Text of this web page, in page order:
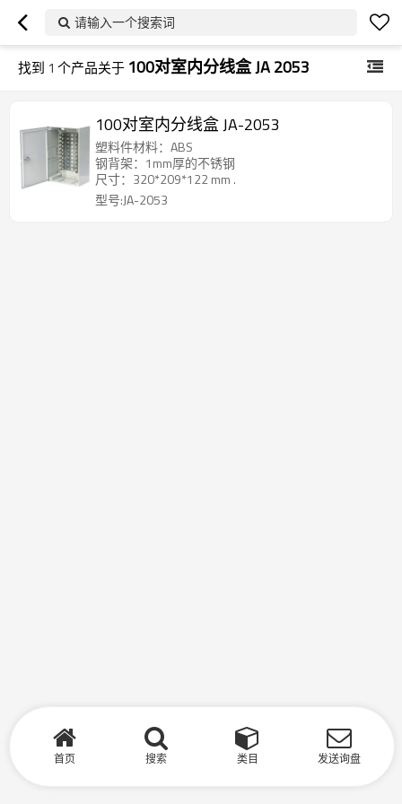
请输入一个搜索词
找到 1 个产品关于 100对室内分线盒 JA 2053
100对室内分线盒 JA-2053
塑料件材料：ABS
钢背架：1mm厚的不锈钢
尺寸：320*209*122 mm .
型号:JA-2053
首页 搜索 类目 发送询盘